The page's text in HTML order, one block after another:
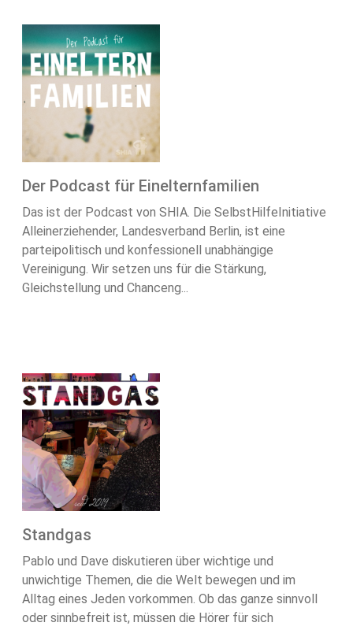
Der Podcast für Einelternfamilien
Das ist der Podcast von SHIA. Die SelbstHilfeInitiative
Alleinerziehender, Landesverband Berlin, ist eine
parteipolitisch und konfessionell unabhängige
Vereinigung. Wir setzen uns für die Stärkung,
Gleichstellung und Chanceng...
Standgas
Pablo und Dave diskutieren über wichtige und
unwichtige Themen, die die Welt bewegen und im
Alltag eines Jeden vorkommen. Ob das ganze sinnvoll
oder sinnbefreit ist, müssen die Hörer für sich